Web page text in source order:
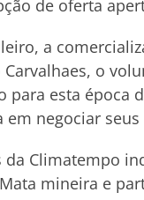
de oferta
a
o
para esta época
negociar
da Climatempo
mineira e